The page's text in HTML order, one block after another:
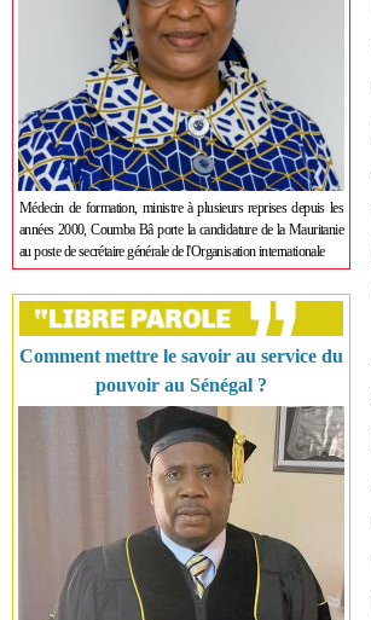
Médecin de formation, ministre à plusieurs reprises depuis les
années 2000, Coumba Bâ porte la candidature de la Mauritanie
au poste de secrétaire générale de l'Organisation internationale
Comment mettre le savoir au service du
pouvoir au Sénégal ?